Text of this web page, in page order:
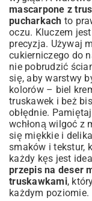
mascarpone z
pucharkach to
oczu. Kluczem
precyzja. Używaj
cukierniczego do
nie pobrudzić
się, aby warstwy
kolorów – biel
truskawek i beż
obłędnie.
wchłoną wilgoć z
się miękkie i
smaków i tekstur,
każdy kęs jest
przepis na deser
truskawkami,
każdym poziomie.